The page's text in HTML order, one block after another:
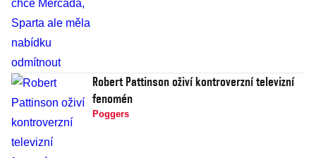
Robert Pattinson oživí kontroverzní televizní
fenomén
Poggers